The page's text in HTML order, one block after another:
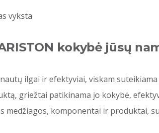
vyksta
kokybė jūsų
ilgai ir efektyviai, viskam suteikiama
griežtai patikinama jo kokybė,
medžiagos, komponentai ir